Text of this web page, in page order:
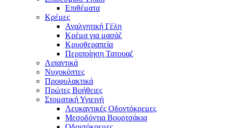
Επιθέματα
Κρέμες
Αναλγητική Γέλη
Κρέμα για μασάζ
Κρυοθεραπεία
Περιποίηση Τατουαζ
Λιπαντικά
Νυχοκόπτες
Προφυλακτικά
Πρώτες Βοήθειες
Στοματική Υγιεινή
Λευκαντικές Οδοντόκρεμες
Μεσοδόντια Βουρτσάκια